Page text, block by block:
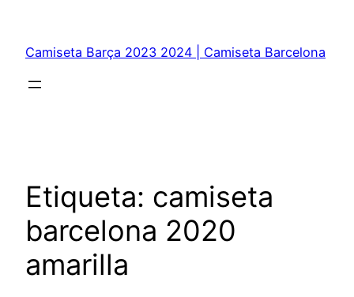
contenido
Camiseta Barça 2023 2024 | Camiseta Barcelona
Etiqueta: camiseta
barcelona 2020
amarilla